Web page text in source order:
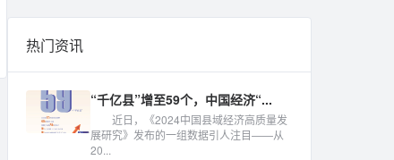
热门资讯
“千亿县”增至59个，中国经济“...
近日，《2024中国县域经济高质量发
展研究》发布的一组数据引人注目——从
20...